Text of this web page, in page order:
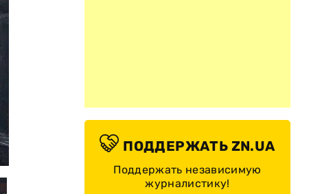
© ГСЧС Украины ПОДДЕРЖАТЬ ZN.UA
Поддержать независимую
журналистику!